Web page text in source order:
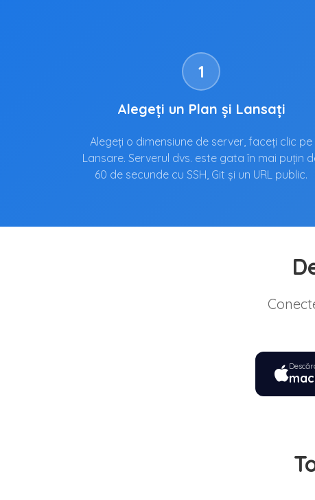
1
Alegeți un Plan și Lansați
Alegeți o dimensiune de server, faceți clic pe
Lansare. Serverul dvs. este gata în mai puțin
60 de secunde cu SSH, Git și un URL public.